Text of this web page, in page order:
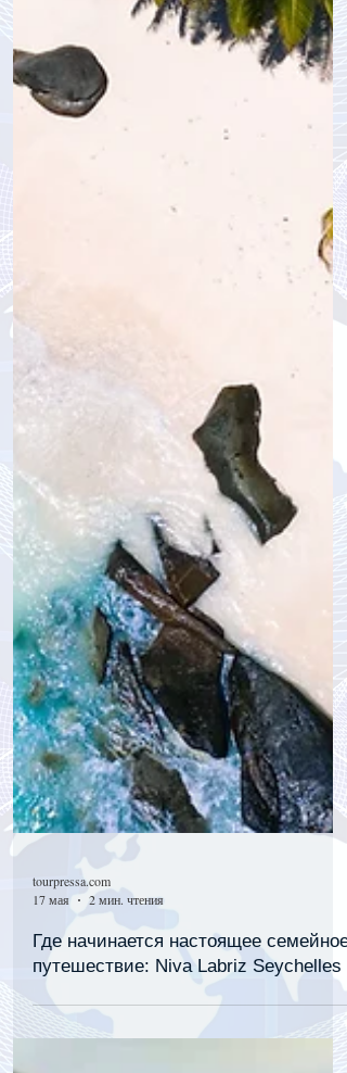
tourpressa.com
17 мая
2 мин. чтения
Где начинается настоящее семейное
путешествие: Niva Labriz Seychelles